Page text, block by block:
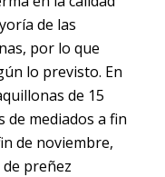
de las
por lo que
lo previsto. En
de 15
de mediados a fin
de noviembre,
preñez